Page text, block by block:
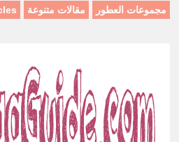
مجموعات العطور
مقالات متنوعة